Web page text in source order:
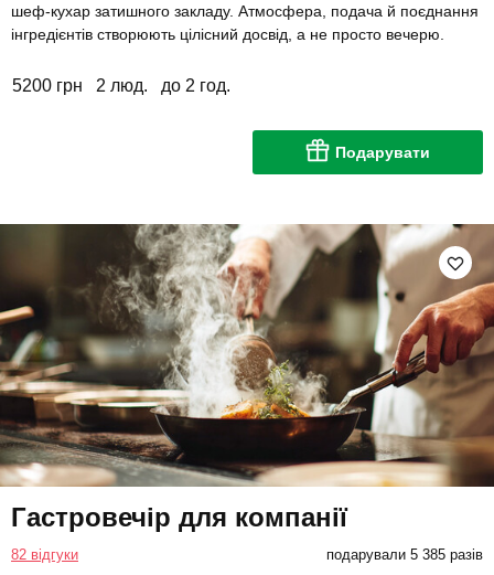
шеф-кухар затишного закладу. Атмосфера, подача й поєднання
інгредієнтів створюють цілісний досвід, а не просто вечерю.
5200 грн 2 люд. до 2 год.
Подарувати
Гастровечір для компанії
82 відгуки подарували 5 385 разів